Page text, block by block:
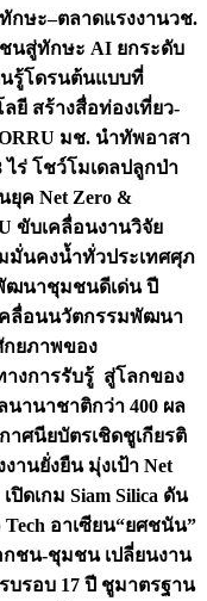
ทักษะ–ตลาดแรงงานวช.
นสู่ทักษะ AI ยกระดับ
นรู้โดรนต้นแบบที่
ยี สร้างสื่อท่องเที่ยว-
มช. นำทัพอาสา
ไร่ โชว์โมเดลปลูกป่า
ค Net Zero &
ขับเคลื่อนงานวิจัย
มั่นคงน้ำทั่วประเทศศุภ
ฒนาชุมชนดีเด่น ปี
คลื่อนนวัตกรรมพัฒนา
กยภาพของ
างการรับรู้ สู่โลกของ
นานาชาติกว่า 400 ผล
าศนียบัตรเชิดชูเกียรติ
นยั่งยืน มุ่งเป้า Net
ดเกม Siam Silica ดัน
อาเซียน“ยศชนัน”
กชน-ชุมชน เปลี่ยนงาน
บรอบ 17 ปี ชูมาตรฐาน